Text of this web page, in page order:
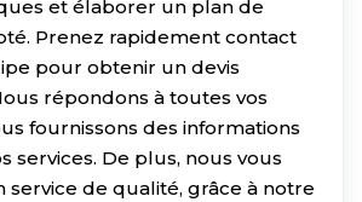
et élaborer un plan de
Prenez rapidement contact
pour obtenir un devis
répondons à toutes vos
fournissons des informations
services. De plus, nous vous
service de qualité, grâce à notre